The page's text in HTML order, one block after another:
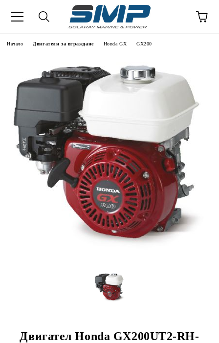
Начало Двигатели за вграждане Honda GX GX200
Двигател Honda GX200UT2-RH-